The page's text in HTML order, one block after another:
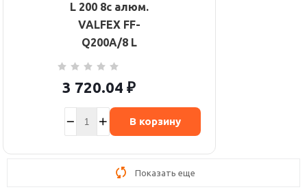
L 200 8с алюм.
VALFEX FF-
Q200A/8 L
3 720.04 ₽
В корзину
Показать еще